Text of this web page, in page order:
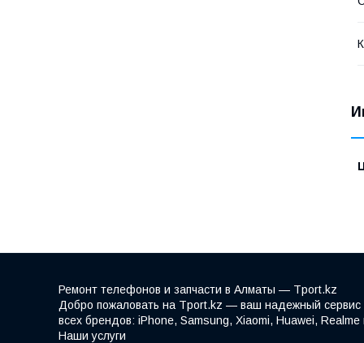
Ремонт телефонов и запчасти в Алматы — Tport.kz
Добро пожаловать на Tport.kz — ваш надежный сервис
всех брендов: iPhone, Samsung, Xiaomi, Huawei,
Наши услуги